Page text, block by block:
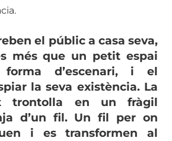
el públic a casa seva,
més que un petit espai
d’escenari, i el
la seva existència. La
trontolla en un fràgil
d’un fil. Un fil per on
i es transformen al